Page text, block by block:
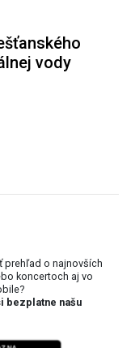
vody
prehľad o najnovších
koncertoch aj vo
bezplatne našu